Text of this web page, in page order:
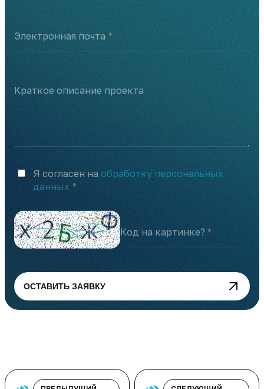
Электронная почта
Краткое описание проекта
Я согласен на обработку персональных
данных
Код на картинке?
ОСТАВИТЬ ЗАЯВКУ